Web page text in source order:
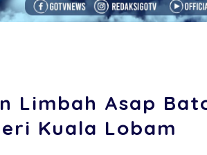
Limbah Asap
Kuala Lobam